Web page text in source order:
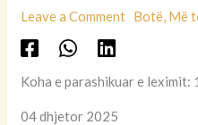
Leave a Comment Botë, Më
Koha e parashikuar e leximit:
04 dhjetor 2025